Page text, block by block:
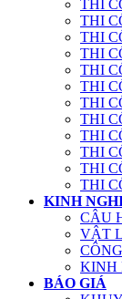
THI
THI
THI
THI
THI
THI
THI
THI
THI
THI
THI
THI
KINH
CÂU
VẬT
KINH
BÁO GIÁ